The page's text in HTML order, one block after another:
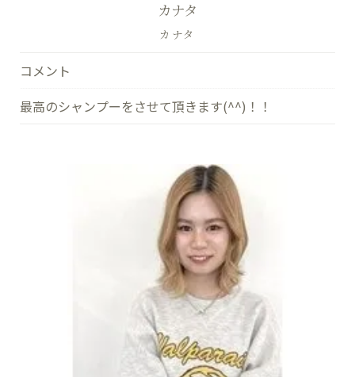
カナタ
カナタ
コメント
最高のシャンプーをさせて頂きます(^^)！！